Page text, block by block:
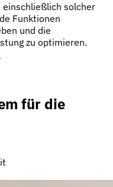
einschließlich solcher
Funktionen
und die
zu optimieren.
für die